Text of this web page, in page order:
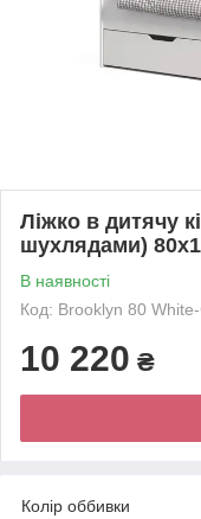
Ліжко в дитячу
шухлядами)
В наявності
Код: Brooklyn 80
10 220 ₴
Колір оббивки